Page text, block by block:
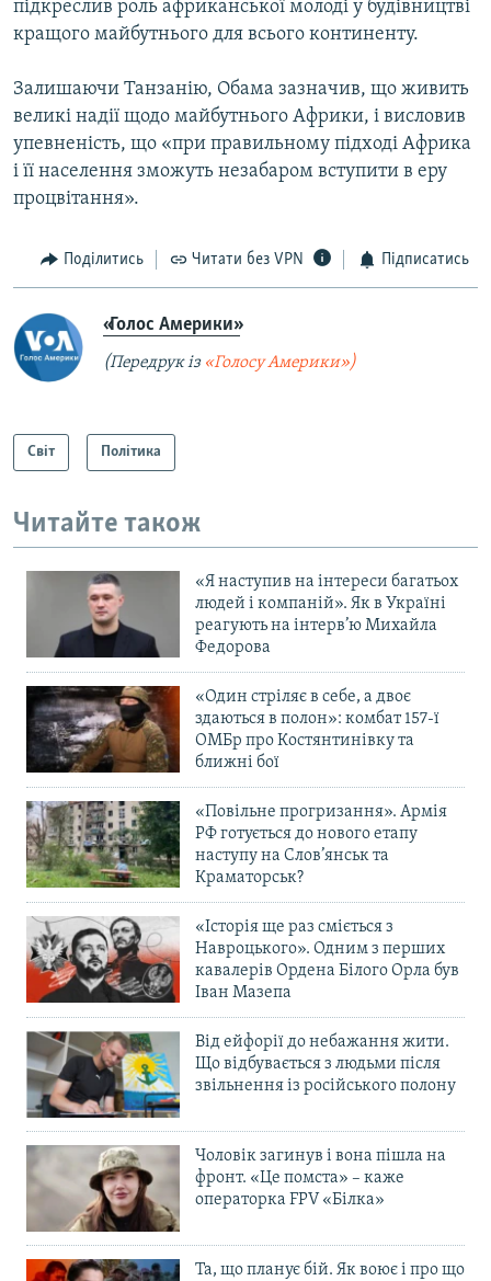
підкреслив роль африканської молоді у будівництві
кращого майбутнього для всього континенту.
Залишаючи Танзанію, Обама зазначив, що живить
великі надії щодо майбутнього Африки, і висловив
упевненість, що «при правильному підході Африка
і її населення зможуть незабаром вступити в еру
процвітання».
Поділитись Читати без VPN Підписатись
«Голос Америки»
(Передрук із «Голосу Америки»)
Світ Політика
Читайте також
«Я наступив на інтереси багатьох
людей і компаній». Як в Україні
реагують на інтерв’ю Михайла
Федорова
«Один стріляє в себе, а двоє
здаються в полон»: комбат 157-ї
ОМБр про Костянтинівку та
ближні бої
«Повільне прогризання». Армія
РФ готується до нового етапу
наступу на Слов’янськ та
Краматорськ?
«Історія ще раз сміється з
Навроцького». Одним з перших
кавалерів Ордена Білого Орла був
Іван Мазепа
Від ейфорії до небажання жити.
Що відбувається з людьми після
звільнення із російського полону
Чоловік загинув і вона пішла на
фронт. «Це помста» – каже
операторка FPV «Білка»
Та, що планує бій. Як воює і про що